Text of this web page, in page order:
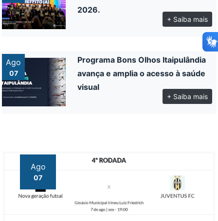
2026.
+ Saiba mais
Ago
07
Programa Bons Olhos Itaipulândia
avança e amplia o acesso à saúde
visual
+ Saiba mais
Ago
07